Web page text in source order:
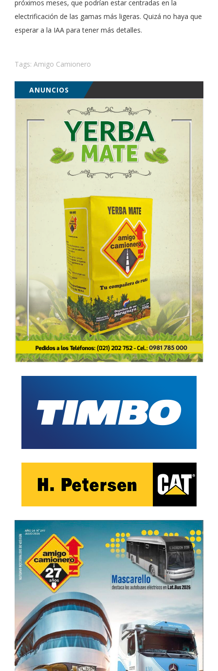
próximos meses, que podrían estar centradas en la
electrificación de las gamas más ligeras. Quizá no haya que
esperar a la IAA para tener más detalles.
Tags: Amigo Camionero
ANUNCIOS